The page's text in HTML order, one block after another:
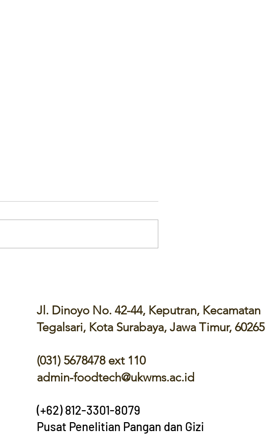
FUNFACT ABOUT NATTO
Jl. Dinoyo No. 42-44, Keputran, Kecamatan
Tegalsari, Kota Surabaya, Jawa Timur, 60265
(031) 5678478 ext 110
admin-foodtech@ukwms.ac.id
(+62) 812-3301-8079
Pusat Penelitian Pangan dan Gizi